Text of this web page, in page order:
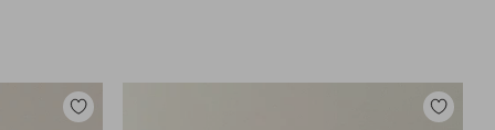
Toevoegen